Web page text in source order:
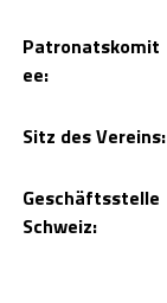
Patronatskomit
ee:
Sitz des Vereins:
Geschäftsstelle
Schweiz: